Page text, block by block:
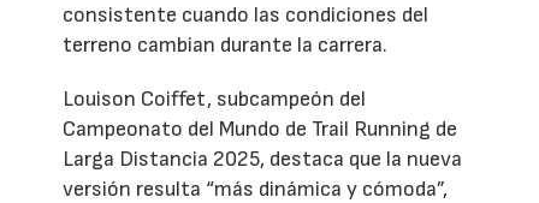
consistente cuando las condiciones del
terreno cambian durante la carrera.
Louison Coiffet, subcampeón del
Campeonato del Mundo de Trail Running de
Larga Distancia 2025, destaca que la nueva
versión resulta “más dinámica y cómoda”,